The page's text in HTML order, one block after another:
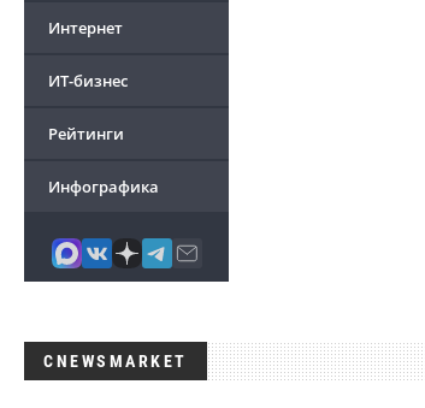
Интернет
ИТ-бизнес
Рейтинги
Инфографика
CNEWSMARKET